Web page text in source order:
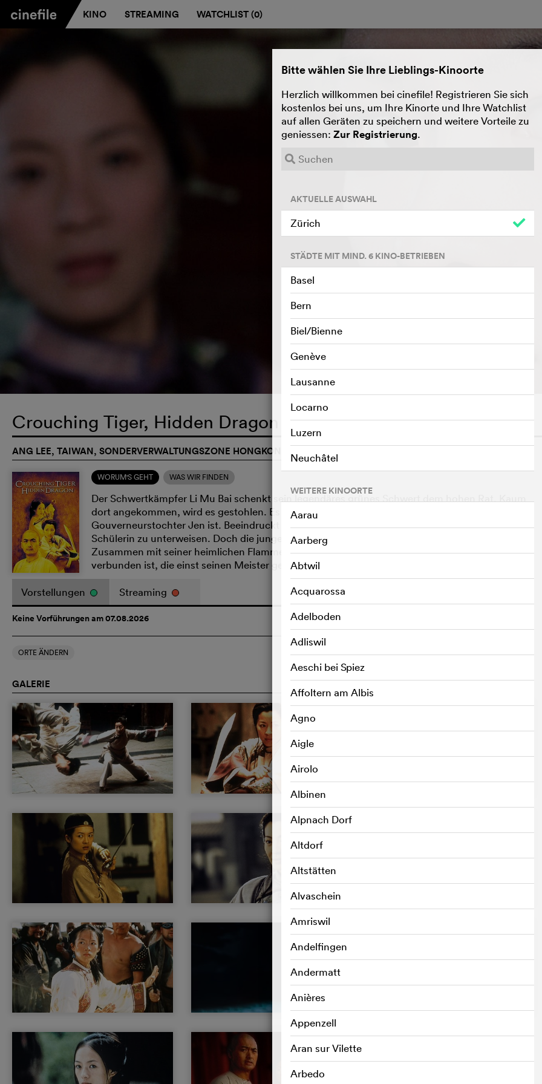
KINO STREAMING WATCHLIST (0)
eTRAILER ABSPIELEN
Crouching Tiger, Hidden Dragon FWATCHLIST
ANG LEE, TAIWAN, SONDERVERWALTUNGSZONE HONGKONG, USA, CHINA, 2000
WORUM'S GEHT WAS WIR FINDEN
Der Schwertkämpfer Li Mu Bai schenkt sein legendäres grünes Schwert dem hohen Rat. Kaum
dort angekommen, wird es gestohlen. Es stellt sich heraus, dass der Dieb die
Gouverneurstochter Jen ist. Beeindruckt von Jens Kampfkunst, fasst Li den Entschluss, sie als
Schülerin zu unterweisen. Doch die junge Frau nutzt ihre Fähigkeiten für sinnlose Gewaltakte.
Zusammen mit seiner heimlichen Flamme Lien findet Li zudem heraus, dass Jen mit einer Frau
verbunden ist, die einst seinen Meister getötet hat.
Vorstellungen Streaming
Keine Vorführungen am 07.08.2026
ORTE ÄNDERN
Bitte wählen Sie Ihre Lieblings-Kinoorte
Herzlich willkommen bei cinefile! Registrieren Sie sich
kostenlos bei uns, um Ihre Kinorte und Ihre Watchlist
auf allen Geräten zu speichern und weitere Vorteile zu
geniessen: Zur Registrierung.
AKTUELLE AUSWAHL
Zürich
STÄDTE MIT MIND. 6 KINO-BETRIEBEN
Basel
Bern
Biel/Bienne
Genève
Lausanne
Locarno
Luzern
Neuchâtel
WEITERE KINOORTE
Aarau
Aarberg
Abtwil
Acquarossa
Adelboden
Adliswil
Aeschi bei Spiez
Affoltern am Albis
Agno
Aigle
Airolo
Albinen
Alpnach Dorf
Altdorf
Altstätten
Alvaschein
Amriswil
Andelfingen
Andermatt
Anières
Appenzell
Aran sur Vilette
Arbedo
GALERIE o